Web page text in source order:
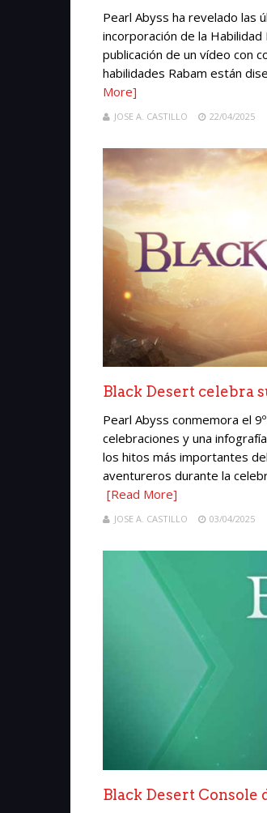
Pearl Abyss ha revelado las
incorporación de la Habilidad
publicación de un vídeo con
habilidades Rabam están
More]
JOSE A. CASTILLO 22/04/2025
Black Desert celebra
Pearl Abyss conmemora el
celebraciones y una
los hitos más importantes
aventureros durante la
[Read More]
JOSE A. CASTILLO 03/04/2025
Black Desert Console